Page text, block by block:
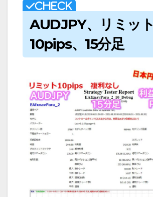
AUDJPY、リミット
10pips、15分足